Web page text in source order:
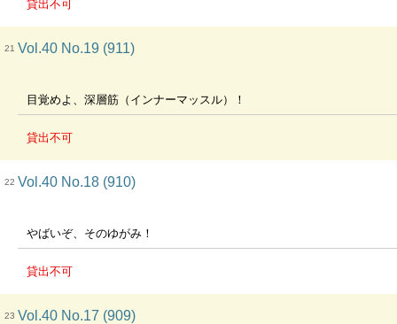
貸出不可
21 Vol.40 No.19 (911)
目覚めよ、深層筋（インナーマッスル）！
貸出不可
22 Vol.40 No.18 (910)
やばいぞ、そのゆがみ！
貸出不可
23 Vol.40 No.17 (909)